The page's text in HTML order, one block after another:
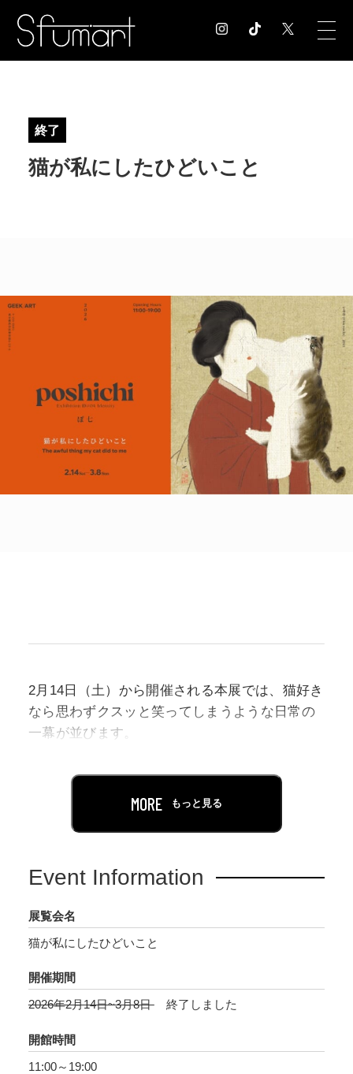
EXHIBITION 展覧会情報
COMPANY
終了
猫が私にしたひどいこと
2月14日（土）から開催される本展では、猫好き
なら思わずクスッと笑ってしまうような日常の
一幕が並びます。
座ろうと思っていた場所を確保されていたり、
本や新聞を読んでいるところを何故か邪魔しに
ています。
日本画のような質感の印象を受けますが、全て
タブレットを用いてデジタルで描かれます。
シュールに描き出します。
MORE もっと見る
Event Information
展覧会名
猫が私にしたひどいこと
開催期間
2026年2月14日~3月8日
終了しました
開館時間
11:00～19:00